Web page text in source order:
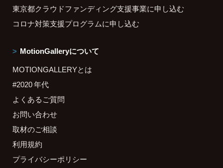
東京都クラウドファンディング支援事業に申し込む
コロナ対策支援プログラムに申し込む
MotionGalleryについて
MOTIONGALLERYとは
#2020 年代
よくあるご質問
お問い合わせ
取材のご相談
利用規約
プライバシーポリシー